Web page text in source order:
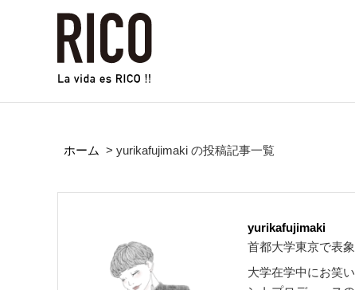
ホーム > yurikafujimaki の投稿記事一覧
yurikafujimaki
首都大学東京で表
大学在学中にお笑